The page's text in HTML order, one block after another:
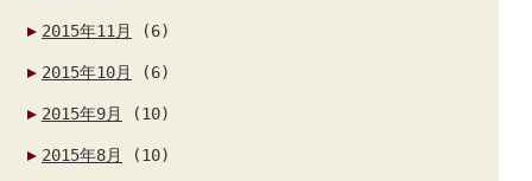
2015年11月 (6)
2015年10月 (6)
2015年9月 (10)
2015年8月 (10)